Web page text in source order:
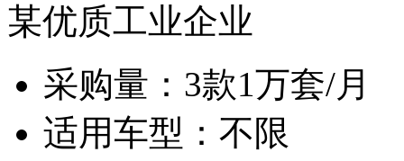
某优质工业企业
采购量： 3款1万套/月
适用车型： 不限